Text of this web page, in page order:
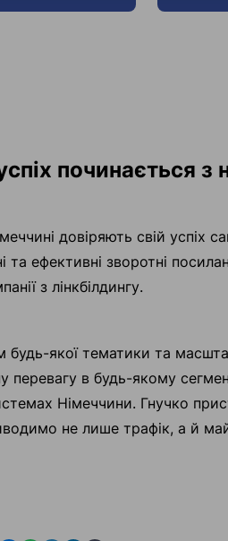
починається з
довіряють свій успіх
та ефективні зворотні
з лінкбілдингу.
якої тематики та
перевагу в будь-якому
Німеччини. Гнучко
не лише трафік, а й